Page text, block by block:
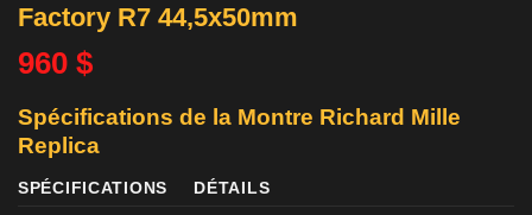
Factory R7 44,5x50mm
960 $
Spécifications de la Montre Richard Mille
Replica
SPÉCIFICATIONS
DÉTAILS